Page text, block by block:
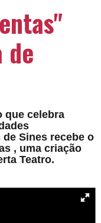
de
que celebra
Sines recebe o
, uma criação
Teatro.